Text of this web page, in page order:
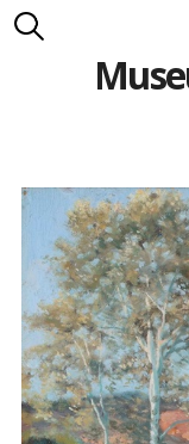
Nota legal
Carlota Royo
Francesca